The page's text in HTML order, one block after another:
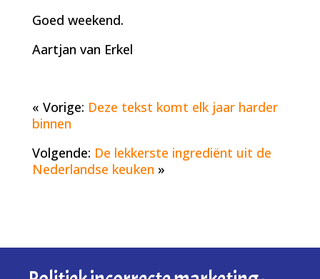
Goed weekend.
Aartjan van Erkel
« Vorige: Deze tekst komt elk jaar harder
binnen
Volgende: De lekkerste ingrediënt uit de
Nederlandse keuken »